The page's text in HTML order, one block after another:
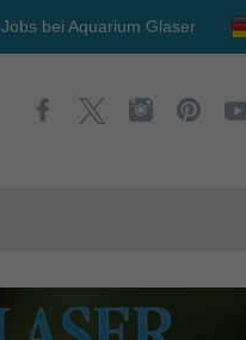
Jobs bei Aquarium Glaser